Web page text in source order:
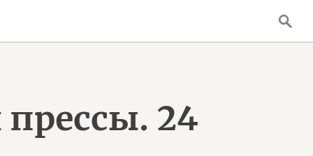
24